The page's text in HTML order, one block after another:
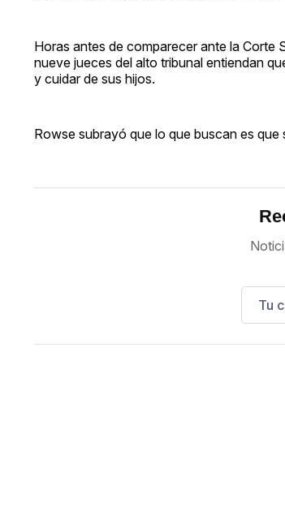
Horas antes de comparecer ante la Corte
nueve jueces del alto tribunal entiendan
y cuidar de sus hijos.
Rowse subrayó que lo que buscan es que